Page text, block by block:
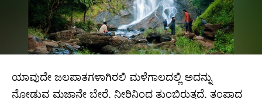
ಯಾವುದೇ ಜಲಪಾತಗಳಾಗಿರಲಿ ಮಳೆಗಾಲದಲ್ಲಿ ಅದನ್ನು
ನೋಡುವ ಮಜಾನೇ ಬೇರೆ. ನೀರಿನಿಂದ ತುಂಬಿರುತ್ತದೆ. ತಂಪಾದ